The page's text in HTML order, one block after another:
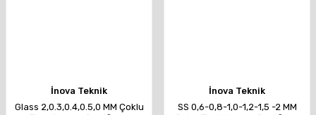
İnova Teknik
Glass 2,0.3,0.4,0.5,0 MM Çoklu
İnova Teknik
SS 0,6-0,8-1,0-1,2-1,5 -2 MM